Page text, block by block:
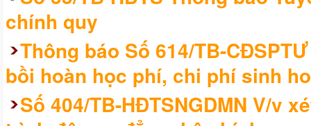
chính quy
Thông báo Số 614/TB-
bồi hoàn học phí, chi phí sinh
Số 404/TB-HĐTSNGDMN V/v